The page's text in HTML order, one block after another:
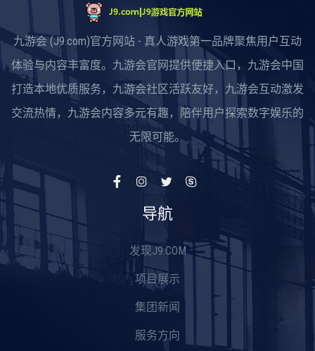
九游会 (J9.com)官方网站 - 真人游戏第一品牌聚焦用户互动
体验与内容丰富度。九游会官网提供便捷入口，九游会中国
打造本地优质服务，九游会社区活跃友好，九游会互动激发
交流热情，九游会内容多元有趣，陪伴用户探索数字娱乐的
无限可能。
导航
发现J9.COM
项目展示
集团新闻
服务方向